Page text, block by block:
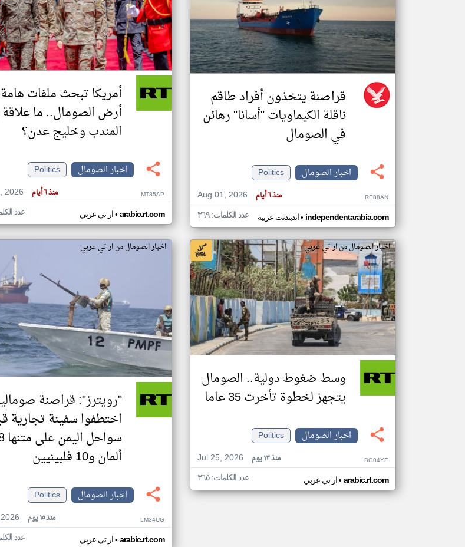
قراصنة يتخذون أفراد طاقم
ناقلة الكيماويات "أسانا" رهائن
في الصومال
اخبار الصومال
Politics
Aug 01, 2026
منذ ٦ أيام RE88AN
اندبندنت عربية• independentarabia.com عدد الكلمات: ٣٦٩
أمريكا تبحث ملفات
أرض الصومال.. ما
المندب وخليج عدن؟
اخبار الصومال
Politics
2026
منذ ٦ أيام MT85AP
ار تي عربي• arabic.rt.com عدد
اخبار الصومال من ار تي عربي
وسط ضغوط دولية.. الصومال
يتجهز لخطوة تأخرت 35 عاما
اخبار الصومال
Politics
Jul 25, 2026
منذ ١٣ يوم BG04YE
ار تي عربي• arabic.rt.com عدد الكلمات: ٣٦٥
اخبار الصومال من ار تي عربي
"رويترز": قراصنة
اختطفوا سفينة تجارية
سواحل
ألمان و10 فلبينيين
اخبار الصومال
Politics
منذ ١٥ يوم LM34UG
ار تي عربي• arabic.rt.com عدد